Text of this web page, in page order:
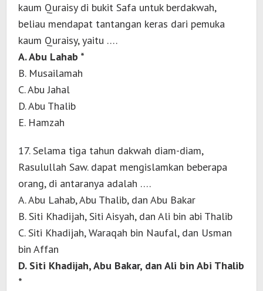
kaum Quraisy di bukit Safa untuk berdakwah,
beliau mendapat tantangan keras dari pemuka
kaum Quraisy, yaitu ….
A. Abu Lahab *
B. Musailamah
C. Abu Jahal
D. Abu Thalib
E. Hamzah
17. Selama tiga tahun dakwah diam-diam,
Rasulullah Saw. dapat mengislamkan beberapa
orang, di antaranya adalah ….
A. Abu Lahab, Abu Thalib, dan Abu Bakar
B. Siti Khadijah, Siti Aisyah, dan Ali bin abi Thalib
C. Siti Khadijah, Waraqah bin Naufal, dan Usman
bin Affan
D. Siti Khadijah, Abu Bakar, dan Ali bin Abi Thalib
*